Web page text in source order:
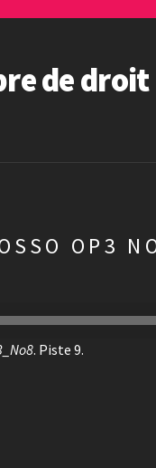
de droit
OP3
. Piste 9.